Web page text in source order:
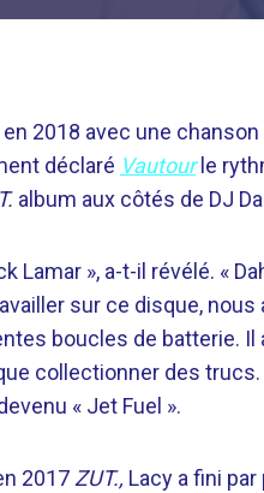
en 2018 avec une chanson
déclaré Vautourle
album aux côtés de DJ
Lamar », a-t-il révélé. «
sur ce disque,
boucles de batterie. Il
collectionner des
« Jet Fuel ».
2017 ZUT., Lacy a fini